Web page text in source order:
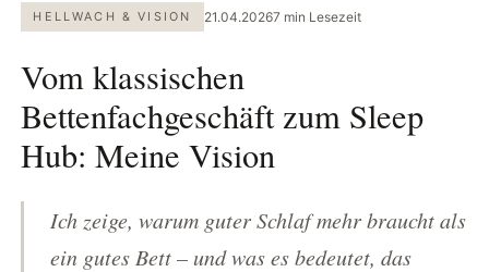
HELLWACH & VISION 21.04.20267 min Lesezeit
Vom klassischen
Bettenfachgeschäft zum Sleep
Hub: Meine Vision
Ich zeige, warum guter Schlaf mehr braucht als
ein gutes Bett – und was es bedeutet, das